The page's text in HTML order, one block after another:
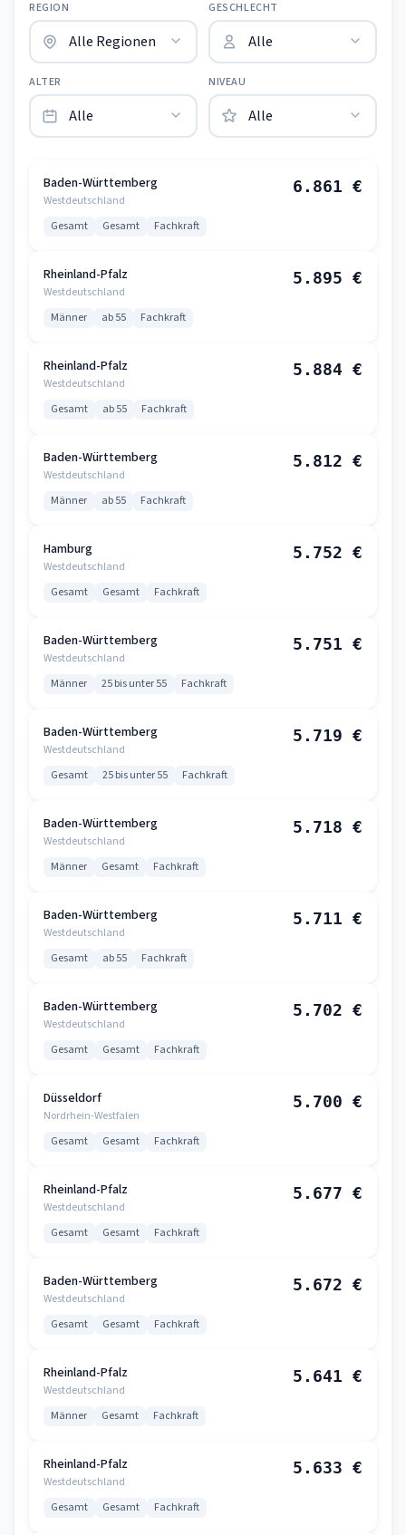
REGION GESCHLECHT
ALTER NIVEAU
Baden-Württemberg
Westdeutschland
6.861 €
Gesamt Gesamt Fachkraft
Rheinland-Pfalz
Westdeutschland
5.895 €
Männer ab 55 Fachkraft
Rheinland-Pfalz
Westdeutschland
5.884 €
Gesamt ab 55 Fachkraft
Baden-Württemberg
Westdeutschland
5.812 €
Männer ab 55 Fachkraft
Hamburg
Westdeutschland
5.752 €
Gesamt Gesamt Fachkraft
Baden-Württemberg
Westdeutschland
5.751 €
Männer 25 bis unter 55 Fachkraft
Baden-Württemberg
Westdeutschland
5.719 €
Gesamt 25 bis unter 55 Fachkraft
Baden-Württemberg
Westdeutschland
5.718 €
Männer Gesamt Fachkraft
Baden-Württemberg
Westdeutschland
5.711 €
Gesamt ab 55 Fachkraft
Baden-Württemberg
Westdeutschland
5.702 €
Gesamt Gesamt Fachkraft
Düsseldorf
Nordrhein-Westfalen
5.700 €
Gesamt Gesamt Fachkraft
Rheinland-Pfalz
Westdeutschland
5.677 €
Gesamt Gesamt Fachkraft
Baden-Württemberg
Westdeutschland
5.672 €
Gesamt Gesamt Fachkraft
Rheinland-Pfalz
Westdeutschland
5.641 €
Männer Gesamt Fachkraft
Rheinland-Pfalz
Westdeutschland
5.633 €
Gesamt Gesamt Fachkraft